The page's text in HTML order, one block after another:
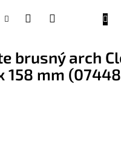
brusný arch
158 mm